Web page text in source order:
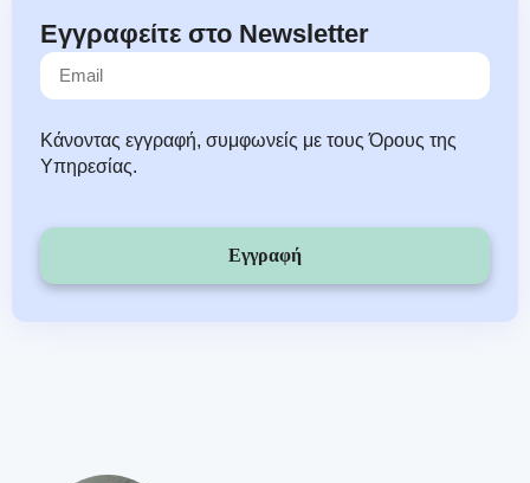
Εγγραφείτε στο Newsletter
Κάνοντας εγγραφή, συμφωνείς με τους Όρους της
Υπηρεσίας.
Εγγραφή